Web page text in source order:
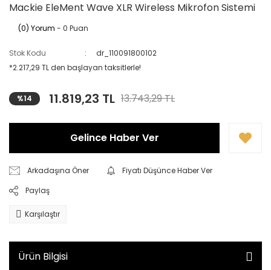
Mackie EleMent Wave XLR Wireless Mikrofon Sistemi
(0) Yorum - 0 Puan
Stok Kodu
dr_110091800102
*2.217,29 TL den başlayan taksitlerle!
%14 11.819,23 TL 13.743,29 TL
Gelince Haber Ver
Arkadaşına Öner
Fiyatı Düşünce Haber Ver
Paylaş
Karşılaştır
Ürün Bilgisi